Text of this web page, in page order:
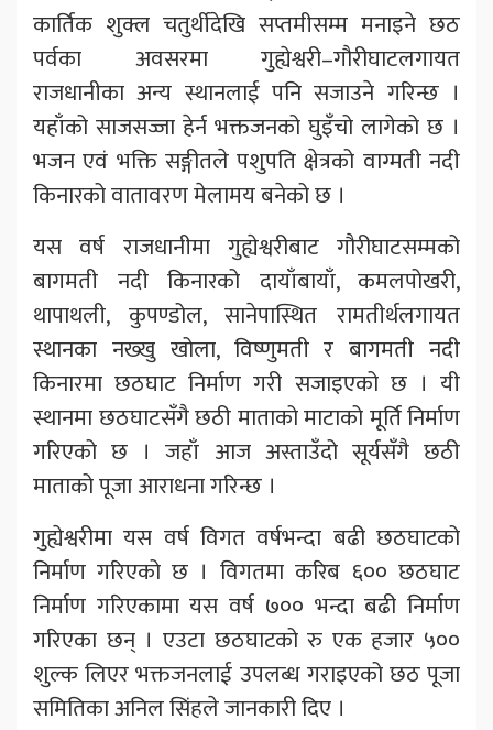
कार्तिक शुक्ल चतुर्थीदेखि सप्तमीसम्म मनाइने छठ
पर्वका अवसरमा गुह्येश्वरी–गौरीघाटलगायत
राजधानीका अन्य स्थानलाई पनि सजाउने गरिन्छ ।
यहाँको साजसज्जा हेर्न भक्तजनको घुइँचो लागेको छ ।
भजन एवं भक्ति सङ्गीतले पशुपति क्षेत्रको वाग्मती नदी
किनारको वातावरण मेलामय बनेको छ ।
यस वर्ष राजधानीमा गुह्येश्वरीबाट गौरीघाटसम्मको
बागमती नदी किनारको दायाँबायाँ, कमलपोखरी,
थापाथली, कुपण्डोल, सानेपास्थित रामतीर्थलगायत
स्थानका नख्खु खोला, विष्णुमती र बागमती नदी
किनारमा छठघाट निर्माण गरी सजाइएको छ । यी
स्थानमा छठघाटसँगै छठी माताको माटाको मूर्ति निर्माण
गरिएको छ । जहाँ आज अस्ताउँदो सूर्यसँगै छठी
माताको पूजा आराधना गरिन्छ ।
गुह्येश्वरीमा यस वर्ष विगत वर्षभन्दा बढी छठघाटको
निर्माण गरिएको छ । विगतमा करिब ६०० छठघाट
निर्माण गरिएकामा यस वर्ष ७०० भन्दा बढी निर्माण
गरिएका छन् । एउटा छठघाटको रु एक हजार ५००
शुल्क लिएर भक्तजनलाई उपलब्ध गराइएको छठ पूजा
समितिका अनिल सिंहले जानकारी दिए ।